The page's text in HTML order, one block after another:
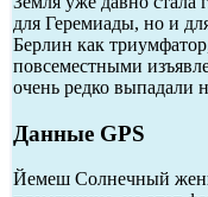
для Геремиады, но и
Берлин как
повсеместными
очень редко выпадали
Данные GPS
Йемеш Солнечный